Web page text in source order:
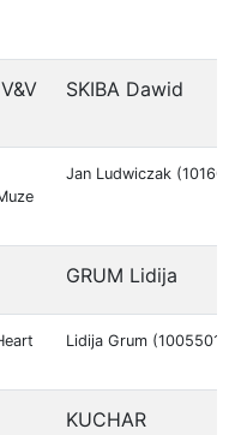
SKIBA Dawid
Jan Ludwiczak
GRUM Lidija
Lidija Grum (10055010)
KUCHAR